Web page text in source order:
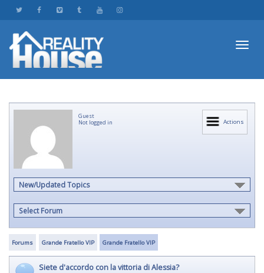
Actions
Guest
Not logged in
New/Updated Topics
Select Forum
Forums Grande Fratello VIP Grande Fratello VIP
Siete d'accordo con la vittoria di Alessia?